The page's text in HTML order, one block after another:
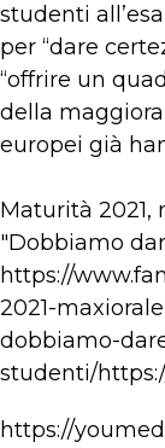
studenti
per “dare
“offrire un
della
europei già
Maturità 2021,
"Dobbiamo
https://
2021-
dobbiamo-
studenti/
https://